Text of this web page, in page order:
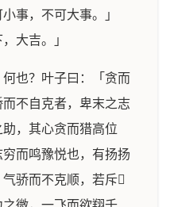
事，不可大事。」
大吉。」
何也？叶子曰：「贪而
不自克者，卑末之志
，其心贪而猎高位
而鸣豫悦也，有扬扬
骄而不克顺，若斥𮭨